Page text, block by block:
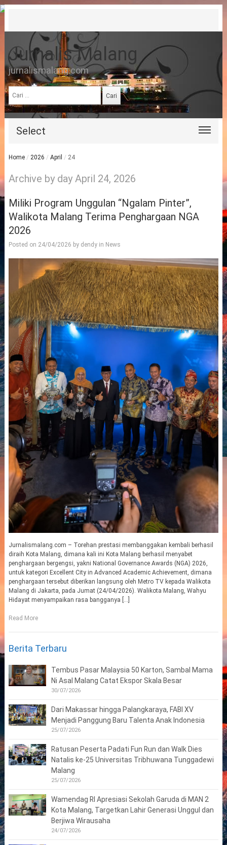
Jurnalis Malang
jurnalismalang.com
Cari
untuk:
Select
Home / 2026 / April / 24
Archive by day April 24, 2026
Miliki Program Unggulan “Ngalam Pinter”,
Walikota Malang Terima Penghargaan NGA
2026
Posted on 24/04/2026 by dendyin News
Jurnalismalang.com – Torehan prestasi membanggakan kembali berhasil
diraih Kota Malang, dimana kali ini Kota Malang berhasil menyabet
penghargaan bergengsi, yakni National Governance Awards (NGA) 2026,
untuk kategori Excellent City in Advanced Academic Achievement, dimana
penghargaan tersebut diberikan langsung oleh Metro TV kepada Walikota
Malang di Jakarta, pada Jumat (24/04/2026). Walikota Malang, Wahyu
Hidayat menyampaikan rasa bangganya […]
Read More
Berita Terbaru
Tembus Pasar Malaysia 50 Karton, Sambal Mama
Ni Asal Malang Catat Ekspor Skala Besar
30/07/2026
Dari Makassar hingga Palangkaraya, FABI XV
Menjadi Panggung Baru Talenta Anak Indonesia
25/07/2026
Ratusan Peserta Padati Fun Run dan Walk Dies
Natalis ke-25 Universitas Tribhuwana Tunggadewi
Malang
25/07/2026
Wamendag RI Apresiasi Sekolah Garuda di MAN 2
Kota Malang, Targetkan Lahir Generasi Unggul dan
Berjiwa Wirausaha
24/07/2026